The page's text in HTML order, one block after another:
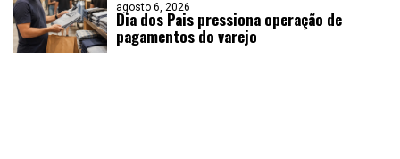
agosto 6, 2026
Dia dos Pais pressiona operação de
pagamentos do varejo